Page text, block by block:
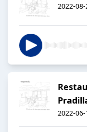
2022-
2022-